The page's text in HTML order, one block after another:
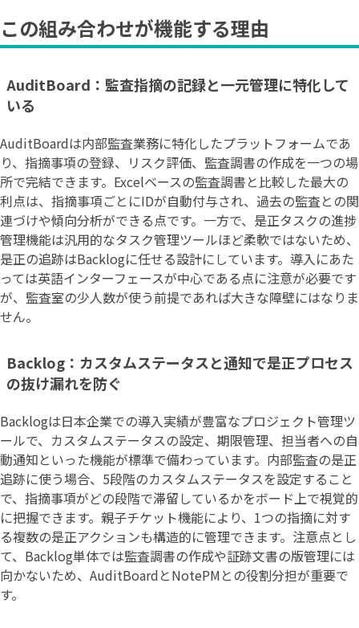
この組み合わせが機能する理由
AuditBoard：監査指摘の記録と一元管理に特化して
いる
AuditBoardは内部監査業務に特化したプラットフォームであ
り、指摘事項の登録、リスク評価、監査調書の作成を一つの場
所で完結できます。Excelベースの監査調書と比較した最大の
利点は、指摘事項ごとにIDが自動付与され、過去の監査との関
連づけや傾向分析ができる点です。一方で、是正タスクの進捗
管理機能は汎用的なタスク管理ツールほど柔軟ではないため、
是正の追跡はBacklogに任せる設計にしています。導入にあた
っては英語インターフェースが中心である点に注意が必要です
が、監査室の少人数が使う前提であれば大きな障壁にはなりま
せん。
Backlog：カスタムステータスと通知で是正プロセス
の抜け漏れを防ぐ
Backlogは日本企業での導入実績が豊富なプロジェクト管理ツ
ールで、カスタムステータスの設定、期限管理、担当者への自
動通知といった機能が標準で備わっています。内部監査の是正
追跡に使う場合、5段階のカスタムステータスを設定すること
で、指摘事項がどの段階で滞留しているかをボード上で視覚的
に把握できます。親子チケット機能により、1つの指摘に対す
る複数の是正アクションも構造的に管理できます。注意点とし
て、Backlog単体では監査調書の作成や証跡文書の版管理には
向かないため、AuditBoardとNotePMとの役割分担が重要で
す。